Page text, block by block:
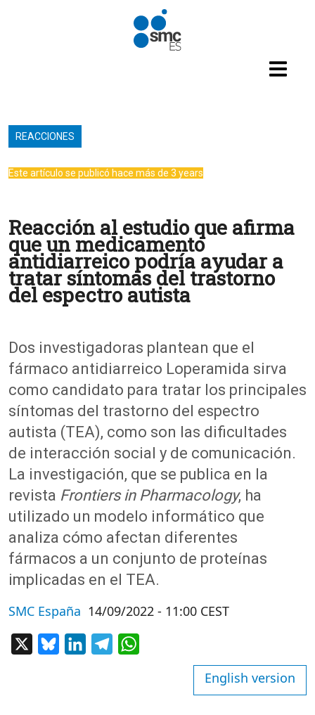
Pasar al contenido principal
REACCIONES
Este artículo se publicó hace más de 3 years
Reacción al estudio que afirma
que un medicamento
antidiarreico podría ayudar a
tratar síntomas del trastorno
del espectro autista
Dos investigadoras plantean que el
fármaco antidiarreico Loperamida sirva
como candidato para tratar los principales
síntomas del trastorno del espectro
autista (TEA), como son las dificultades
de interacción social y de comunicación.
La investigación, que se publica en la
revista Frontiers in Pharmacology, ha
utilizado un modelo informático que
analiza cómo afectan diferentes
fármacos a un conjunto de proteínas
implicadas en el TEA.
SMC España 14/09/2022 - 11:00 CEST
BlueskyLinkedInTelegram
English version